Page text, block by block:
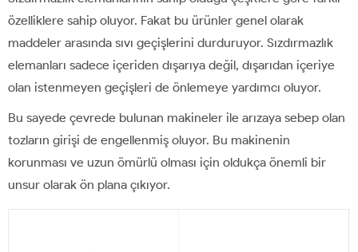
özelliklere sahip oluyor. Fakat bu ürünler genel olarak
maddeler arasında sıvı geçişlerini durduruyor. Sızdırmazlık
elemanları sadece içeriden dışarıya değil, dışarıdan içeriye
olan istenmeyen geçişleri de önlemeye yardımcı oluyor.
Bu sayede çevrede bulunan makineler ile arızaya sebep olan
tozların girişi de engellenmiş oluyor. Bu makinenin
korunması ve uzun ömürlü olması için oldukça önemli bir
unsur olarak ön plana çıkıyor.